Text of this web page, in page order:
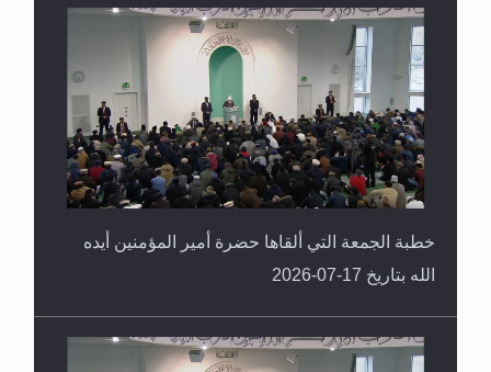
خطبة الجمعة التي ألقاها حضرة أمير المؤمنين أيده
الله بتاريخ 17-07-2026